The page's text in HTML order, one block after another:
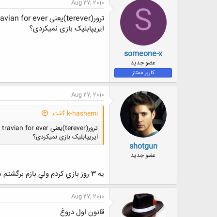
S
someone-x
عضو جدید
کاربر ممتاز
Aug 27, 2010
ترور(terever)یعنی travian for ever
ایریپابلیک بازی نمیکردی؟
shotgun
عضو جدید
Aug 27, 2010
k-hashemi گفت:
ترور(terever)یعنی travian for ever
ایریپابلیک بازی نمیکردی؟
يه 3 روز بازي كردم ولي بازم برگشتم همون تراوين.
Aug 27, 2010
قانون اول دروغ